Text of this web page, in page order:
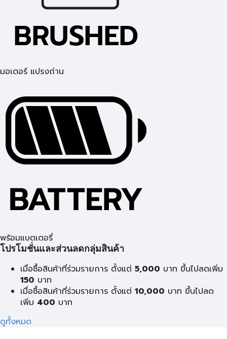
มอเตอร์ แปรงถ่าน
พร้อมแบตเตอรี่
โปรโมชั่นและส่วนลดกลุ่มสินค้า
เมื่อซื้อสินค้าที่ร่วมรายการ ตั้งแต่ 5,000 บาท ขึ้นไปลดเพิ่ม
150 บาท
เมื่อซื้อสินค้าที่ร่วมรายการ ตั้งแต่ 10,000 บาท ขึ้นไปลด
เพิ่ม 400 บาท
ดูทั้งหมด